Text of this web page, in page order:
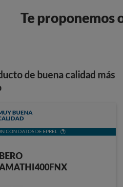
Te proponemos
de buena calidad más
BUENA
CON DATOS DE EPREL